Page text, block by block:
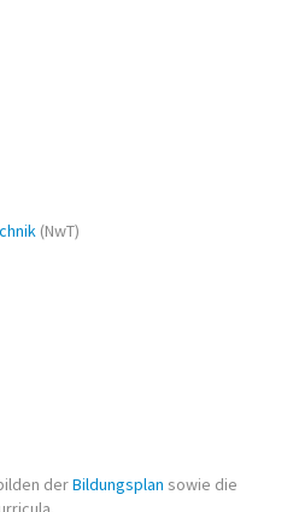
(NwT)
derBildungsplan sowie die